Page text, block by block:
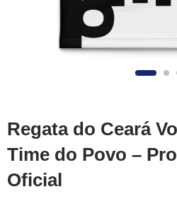
Regata do Ceará
Time do Povo –
Oficial